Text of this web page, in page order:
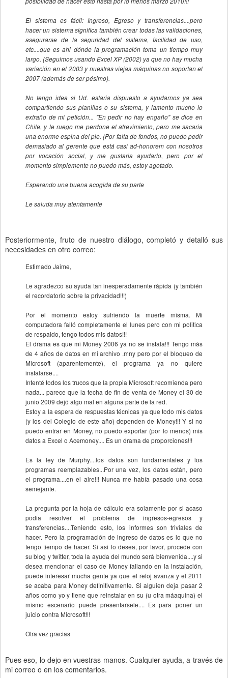
El sistema es fácil: Ingreso, Egreso y transferencias....pero
hacer un sistema significa también crear todas las validaciones,
asegurarse de la seguridad del sistema, facilidad de uso,
etc....que es ahi dónde la programación toma un tiempo muy
largo. (Seguimos usando Excel XP (2002) ya que no hay mucha
variación en el 2003 y nuestras viejas máquinas no soportan el
2007 (además de ser pésimo).
No tengo idea si Ud. estaria dispuesto a ayudarnos ya sea
compartiendo sus planillas o su sistema, y lamento mucho lo
extraño de mi petición... "En pedir no hay engaño" se dice en
Chile, y le ruego me perdone el atrevimiento, pero me sacaria
una enorme espina del pie. (Por falta de fondos, no puedo pedir
demasiado al gerente que está casi ad-honorem con nosotros
por vocación social, y me gustaria ayudarlo, pero por el
momento simplemente no puedo más, estoy agotado.
Esperando una buena acogida de su parte
Le saluda muy atentamente
Posteriormente, fruto de nuestro diálogo, completó y detalló sus
necesidades en otro correo:
Estimado Jaime,
Le agradezco su ayuda tan inesperadamente rápida (y también
el recordatorio sobre la privacidad!!!)
Por el momento estoy sufriendo la muerte misma. Mi
computadora falló completamente el lunes pero con mi politica
de respaldo, tengo todos mis datos!!!
El drama es que mi Money 2006 ya no se instala!!! Tengo más
de 4 años de datos en mi archivo .mny pero por el bloqueo de
Microsoft (aparentemente), el programa ya no quiere
instalarse....
Intenté todos los trucos que la propia Microsoft recomienda pero
nada... parece que la fecha de fin de venta de Money el 30 de
junio 2009 dejó algo mal en alguna parte de la red.
Estoy a la espera de respuestas técnicas ya que todo mis datos
(y los del Colegio de este año) dependen de Money!!! Y si no
puedo entrar en Money, no puedo exportar (por lo menos) mis
datos a Excel o Acemoney.... Es un drama de proporciones!!!
Es la ley de Murphy....los datos son fundamentales y los
programas reemplazables...Por una vez, los datos están, pero
el programa....en el aire!!! Nunca me había pasado una cosa
semejante.
La pregunta por la hoja de cálculo era solamente por si acaso
podia resolver el problema de ingresos-egresos y
transferencias....Teniendo esto, los informes son triviales de
hacer. Pero la programación de ingreso de datos es lo que no
tengo tiempo de hacer. Si asi lo desea, por favor, procede con
su blog y twitter, toda la ayuda del mundo será bienvenida....y si
desea mencionar el caso de Money fallando en la instalación,
puede interesar mucha gente ya que el reloj avanza y el 2011
se acaba para Money definitivamente. Si alguien deja pasar 2
años como yo y tiene que reinstalar en su (u otra máaquina) el
mismo escenario puede presentarsele.... Es para poner un
juicio contra Microsoft!!!
Otra vez gracias
Pues eso, lo dejo en vuestras manos. Cualquier ayuda, a través de
mi correo o en los comentarios.